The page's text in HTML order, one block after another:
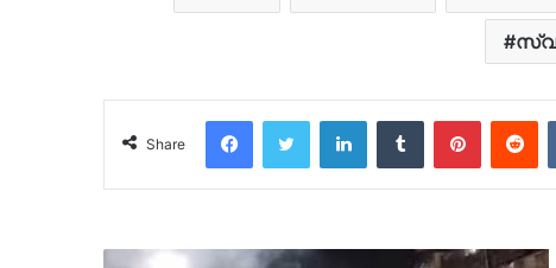
Share
FacebookTwitter LinkedInTumblr Pinterest